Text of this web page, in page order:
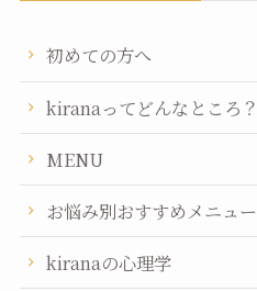
初めての方へ
kiranaってどんなところ？
MENU
お悩み別おすすめメニュー
kiranaの心理学